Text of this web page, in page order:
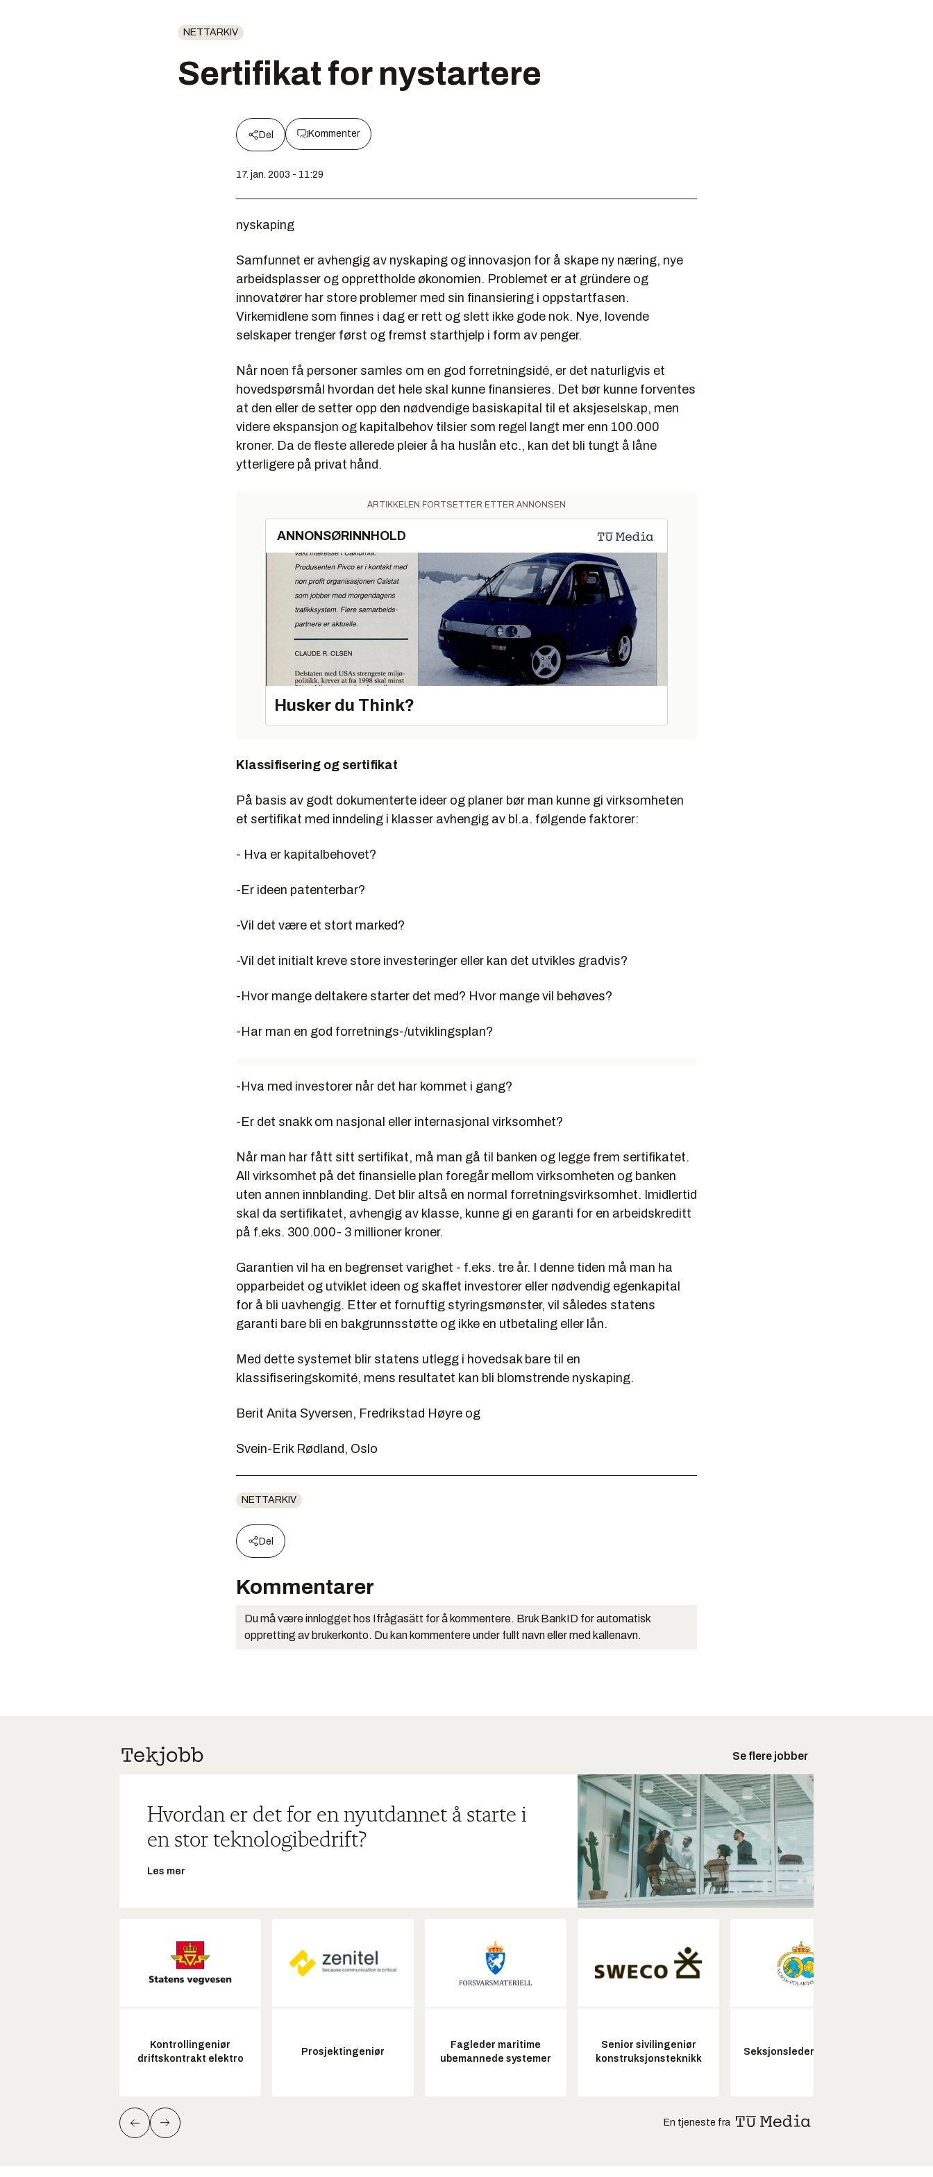
NETTARKIV
Sertifikat for nystartere
Del Kommenter
17. jan. 2003 - 11:29
nyskaping
Samfunnet er avhengig av nyskaping og innovasjon for å skape ny næring, nye
arbeidsplasser og opprettholde økonomien. Problemet er at gründere og
innovatører har store problemer med sin finansiering i oppstartfasen.
Virkemidlene som finnes i dag er rett og slett ikke gode nok. Nye, lovende
selskaper trenger først og fremst starthjelp i form av penger.
Når noen få personer samles om en god forretningsidé, er det naturligvis et
hovedspørsmål hvordan det hele skal kunne finansieres. Det bør kunne forventes
at den eller de setter opp den nødvendige basiskapital til et aksjeselskap, men
videre ekspansjon og kapitalbehov tilsier som regel langt mer enn 100.000
kroner. Da de fleste allerede pleier å ha huslån etc., kan det bli tungt å låne
ytterligere på privat hånd.
ARTIKKELEN FORTSETTER ETTER ANNONSEN
ANNONSØRINNHOLD
Husker du Think?
Klassifisering og sertifikat
På basis av godt dokumenterte ideer og planer bør man kunne gi virksomheten
et sertifikat med inndeling i klasser avhengig av bl.a. følgende faktorer:
- Hva er kapitalbehovet?
-Er ideen patenterbar?
-Vil det være et stort marked?
-Vil det initialt kreve store investeringer eller kan det utvikles gradvis?
-Hvor mange deltakere starter det med? Hvor mange vil behøves?
-Har man en god forretnings-/utviklingsplan?
-Hva med investorer når det har kommet i gang?
-Er det snakk om nasjonal eller internasjonal virksomhet?
Når man har fått sitt sertifikat, må man gå til banken og legge frem sertifikatet.
All virksomhet på det finansielle plan foregår mellom virksomheten og banken
uten annen innblanding. Det blir altså en normal forretningsvirksomhet. Imidlertid
skal da sertifikatet, avhengig av klasse, kunne gi en garanti for en arbeidskreditt
på f.eks. 300.000- 3 millioner kroner.
Garantien vil ha en begrenset varighet - f.eks. tre år. I denne tiden må man ha
opparbeidet og utviklet ideen og skaffet investorer eller nødvendig egenkapital
for å bli uavhengig. Etter et fornuftig styringsmønster, vil således statens
garanti bare bli en bakgrunnsstøtte og ikke en utbetaling eller lån.
Med dette systemet blir statens utlegg i hovedsak bare til en
klassifiseringskomité, mens resultatet kan bli blomstrende nyskaping.
Berit Anita Syversen, Fredrikstad Høyre og
Svein-Erik Rødland, Oslo
NETTARKIV
Del
Kommentarer
Du må være innlogget hos Ifrågasätt for å kommentere. Bruk BankID for automatisk
oppretting av brukerkonto. Du kan kommentere under fullt navn eller med kallenavn.
Se flere jobber
Hvordan er det for en nyutdannet å starte i
en stor teknologibedrift?
Les mer
Kontrollingeniør
driftskontrakt elektro
Prosjektingeniør
Fagleder maritime
ubemannede systemer
Senior sivilingeniør
konstruksjonsteknikk
Seksjonsleder Nye Troll
En tjeneste fra